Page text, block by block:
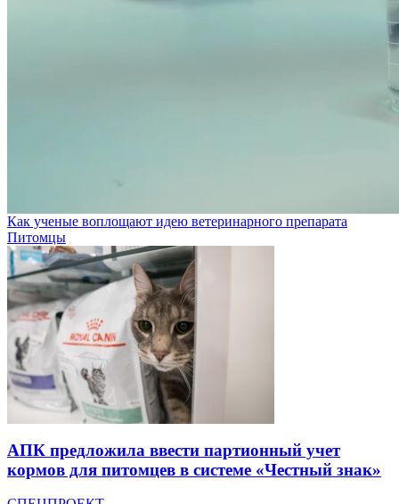
Как ученые воплощают идею ветеринарного препарата
Питомцы
АПК предложила ввести партионный учет
кормов для питомцев в системе «Честный знак»